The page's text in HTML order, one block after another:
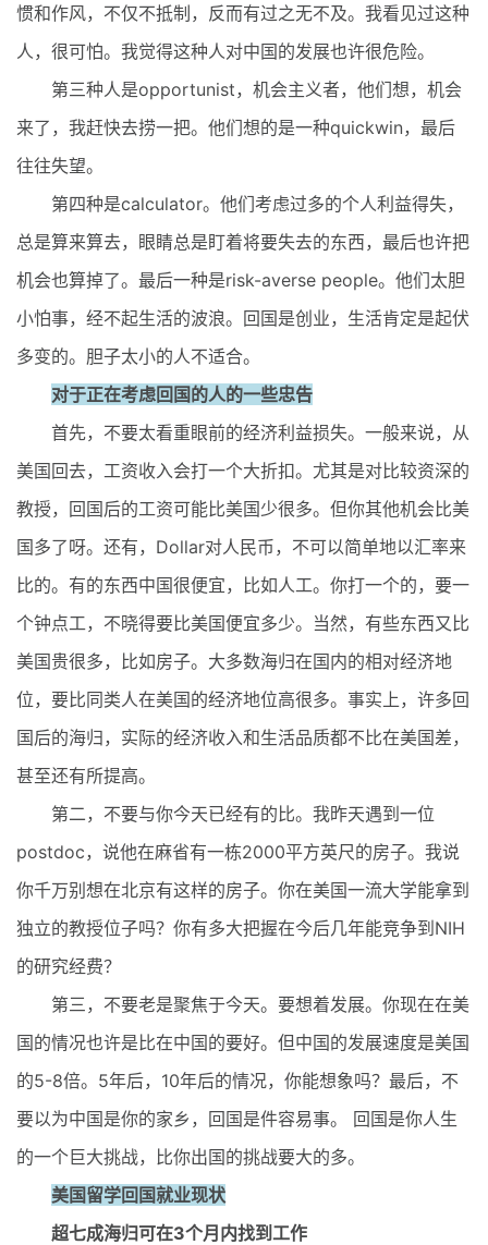
惯和作风，不仅不抵制，反而有过之无不及。我看见过这种
人，很可怕。我觉得这种人对中国的发展也许很危险。
第三种人是opportunist，机会主义者，他们想，机会
来了，我赶快去捞一把。他们想的是一种quickwin，最后
往往失望。
第四种是calculator。他们考虑过多的个人利益得失，
总是算来算去，眼睛总是盯着将要失去的东西，最后也许把
机会也算掉了。最后一种是risk-averse people。他们太胆
小怕事，经不起生活的波浪。回国是创业，生活肯定是起伏
多变的。胆子太小的人不适合。
对于正在考虑回国的人的一些忠告
首先，不要太看重眼前的经济利益损失。一般来说，从
美国回去，工资收入会打一个大折扣。尤其是对比较资深的
教授，回国后的工资可能比美国少很多。但你其他机会比美
国多了呀。还有，Dollar对人民币，不可以简单地以汇率来
比的。有的东西中国很便宜，比如人工。你打一个的，要一
个钟点工，不晓得要比美国便宜多少。当然，有些东西又比
美国贵很多，比如房子。大多数海归在国内的相对经济地
位，要比同类人在美国的经济地位高很多。事实上，许多回
国后的海归，实际的经济收入和生活品质都不比在美国差，
甚至还有所提高。
第二，不要与你今天已经有的比。我昨天遇到一位
postdoc，说他在麻省有一栋2000平方英尺的房子。我说
你千万别想在北京有这样的房子。你在美国一流大学能拿到
独立的教授位子吗？你有多大把握在今后几年能竞争到NIH
的研究经费？
第三，不要老是聚焦于今天。要想着发展。你现在在美
国的情况也许是比在中国的要好。但中国的发展速度是美国
的5-8倍。5年后，10年后的情况，你能想象吗？最后，不
要以为中国是你的家乡，回国是件容易事。 回国是你人生
的一个巨大挑战，比你出国的挑战要大的多。
美国留学回国就业现状
超七成海归可在3个月内找到工作